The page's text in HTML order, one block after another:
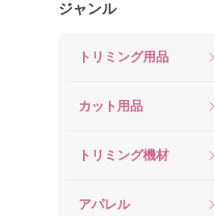
ジャンル
トリミング用品
カット用品
トリミング機材
アパレル